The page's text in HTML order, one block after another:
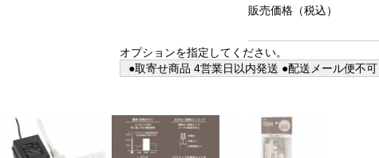
販売価格 （税込）
オプションを指定してください。
●取寄せ商品 4営業日以内発送 ●配送メール便不